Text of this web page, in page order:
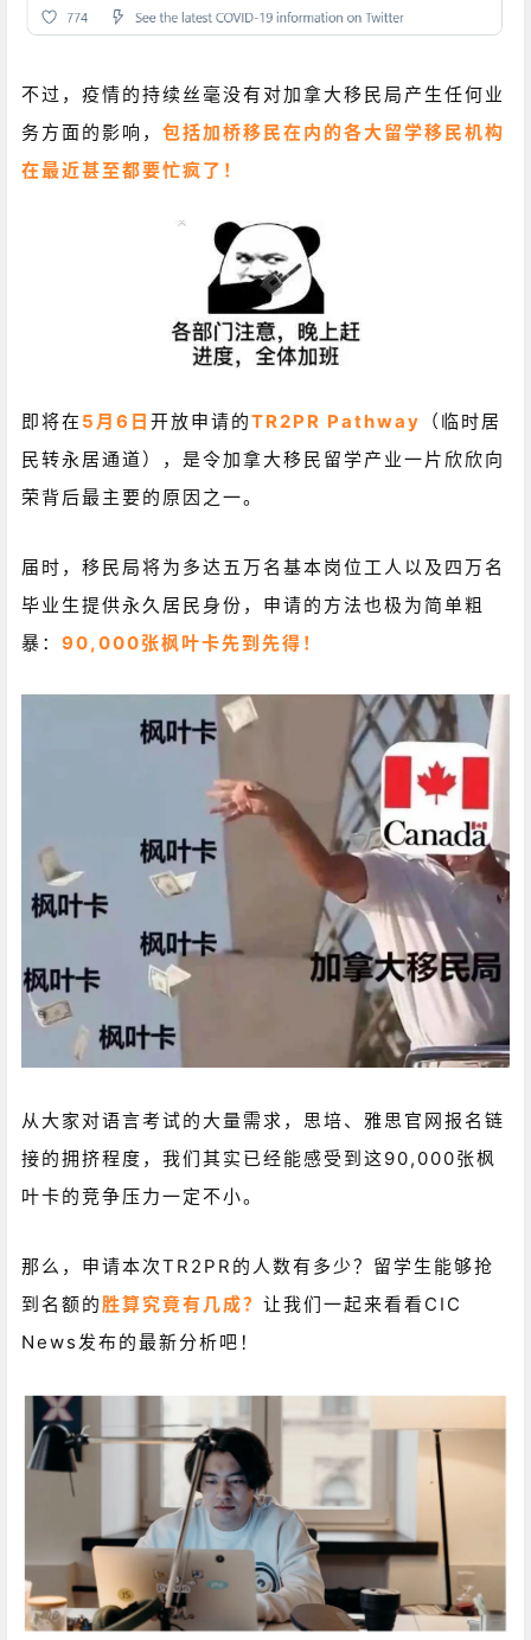
不过，疫情的持续丝毫没有对加拿大移民局产生任何业
务方面的影响， 包括加桥移民在内的各大留学移民机构
在最近甚至都要忙疯了！
即将在 5月6日 开放申请的TR2PR Pathway
（临时居
民转永居通道），是令加拿大移民留学产业一片欣欣向
荣背后最主要的原因之一。
届时，移民局将为多达五万名基本岗位工人以及四万名
毕业生提供永久居民身份，申请的方法也极为简单粗
暴： 90,000张枫叶卡先到先得！
从大家对语言考试的大量需求，思培、雅思官网报名链
接的拥挤程度，我们其实已经能感受到这90,000张枫
叶卡的竞争压力一定不小。
那么，申请本次TR2PR的人数有多少？留学生能够抢
到名额的胜算究竟有几成？ 让我们一起来看看CIC
News发布的最新分析吧！